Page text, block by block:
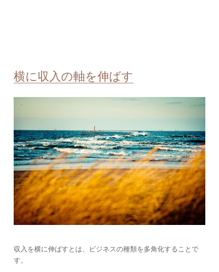
横に収入の軸を伸ばす
収入を横に伸ばすとは、ビジネスの種類を多角化することで
す。